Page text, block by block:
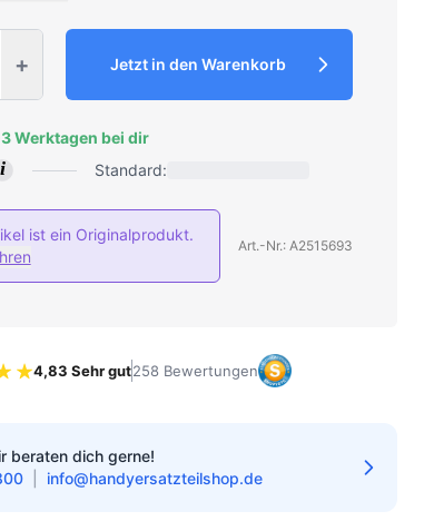
+ Jetzt in den Warenkorb
Werktagen bei dir
i Standard:
ist ein Originalprodukt.
Art.-Nr.: A2515693
4.83 von 5 Sternen
4,83 Sehr gut258 Bewertungen
beraten dich gerne!
info@handyersatzteilshop.de